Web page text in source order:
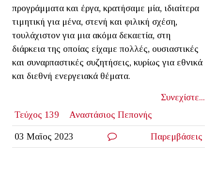
προγράμματα και έργα, κρατήσαμε μία, ιδιαίτερα
τιμητική για μένα, στενή και φιλική σχέση,
τουλάχιστον για μια ακόμα δεκαετία, στη
διάρκεια της οποίας είχαμε πολλές, ουσιαστικές
και συναρπαστικές συζητήσεις, κυρίως για εθνικά
και διεθνή ενεργειακά θέματα.
Συνεχίστε...
Τεύχος 139
Αναστάσιος Πεπονής
03 Μαϊος 2023 Παρεμβάσεις